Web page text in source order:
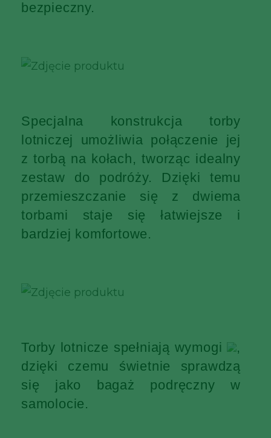
bezpieczny.
Specjalna konstrukcja torby
lotniczej umożliwia połączenie jej
z torbą na kołach, tworząc idealny
zestaw do podróży. Dzięki temu
przemieszczanie się z dwiema
torbami staje się łatwiejsze i
bardziej komfortowe.
Torby lotnicze spełniają wymogi
,
dzięki czemu świetnie sprawdzą
się jako bagaż podręczny w
samolocie.